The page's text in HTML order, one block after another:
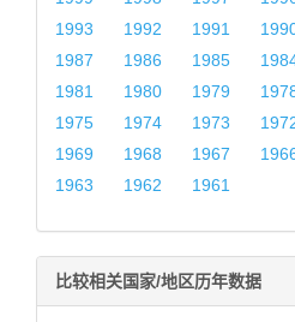
1993
1992 1991
1987
1986 1985
1981
1980 1979
1975
1974 1973
1969
1968 1967
1963
1962 1961
比较相关国家/地区历年数据